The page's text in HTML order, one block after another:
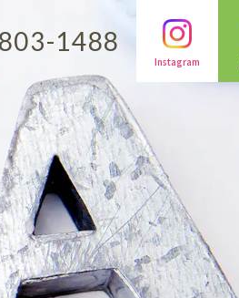
1488
Instagram